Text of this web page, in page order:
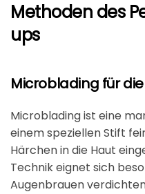
Methoden des
ups
Microblading für
Microblading ist eine
einem speziellen Stift
Härchen in die Haut
Technik eignet sich
Augenbrauen